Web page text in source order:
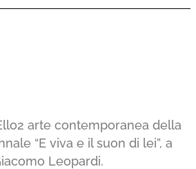
arte contemporanea della
“E viva e il suon di lei”, a
Leopardi.